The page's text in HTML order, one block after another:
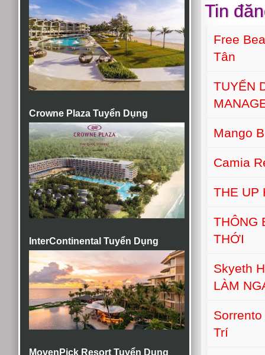
Crowne Plaza Tuyển Dụng
InterContinental Tuyển Dụng
MovenPick Resort Tuyển Dụng
Tin
Free
Tân
TUYỂN
Mango
Camia
THE UP
THÔNG
THỚI
Skyeth
LÀM
Trí